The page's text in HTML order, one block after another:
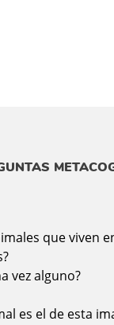
que viven
vez alguno?
es el de esta